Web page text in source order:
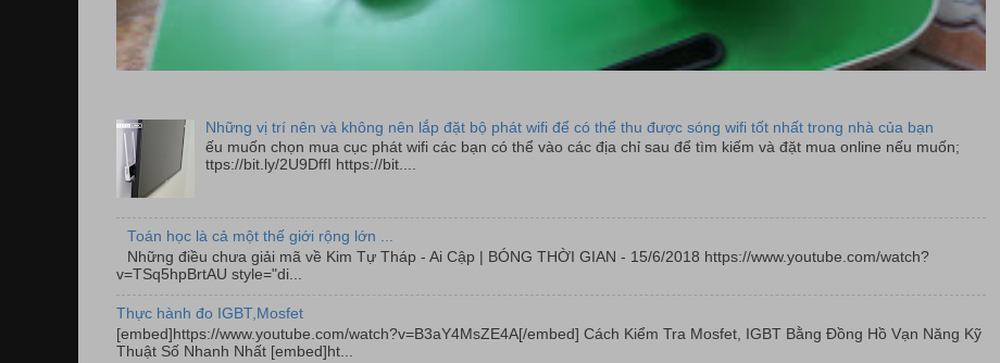
Những vị trí nên và không nên lắp đặt bộ phát wifi để có thể thu được sóng wifi tốt nhất trong nhà của bạn
ếu muốn chọn mua cục phát wifi các bạn có thể vào các địa chỉ sau để tìm kiếm và đặt mua online nếu muốn;
ttps://bit.ly/2U9DffI https://bit....
Toán học là cả một thế giới rộng lớn ...
Những điều chưa giải mã về Kim Tự Tháp - Ai Cập | BÓNG THỜI GIAN - 15/6/2018 https://www.youtube.com/watch?
v=TSq5hpBrtAU style="di...
Thực hành đo IGBT,Mosfet
[embed]https://www.youtube.com/watch?v=B3aY4MsZE4A[/embed] Cách Kiểm Tra Mosfet, IGBT Bằng Đồng Hồ Vạn Năng Kỹ
Thuật Số Nhanh Nhất [embed]ht...